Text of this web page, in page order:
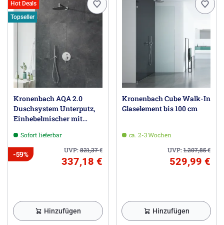
Hot Deals
Topseller
Kronenbach AQA 2.0
Duschsystem Unterputz,
Einhebelmischer mit
Sofort lieferbar
UVP:821,37€
-59%
337,18 €
Hinzufügen
Kronenbach Cube Walk-In
Glaselement bis 100 cm
ca. 2-3 Wochen
UVP:1.207,85€
529,99 €
Hinzufügen